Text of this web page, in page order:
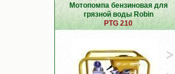
Мотопомпа бензиновая для
грязной воды Robin
PTG 210